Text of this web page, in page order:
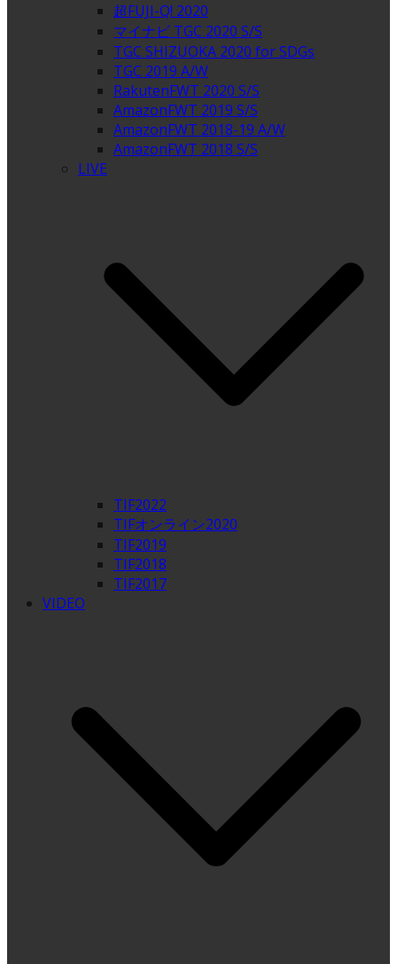
超FUJI-Q! 2020
マイナビ TGC 2020 S/S
TGC SHIZUOKA 2020 for SDGs
TGC 2019 A/W
RakutenFWT 2020 S/S
AmazonFWT 2019 S/S
AmazonFWT 2018-19 A/W
AmazonFWT 2018 S/S
LIVE
TIF2022
TIFオンライン2020
TIF2019
TIF2018
TIF2017
VIDEO